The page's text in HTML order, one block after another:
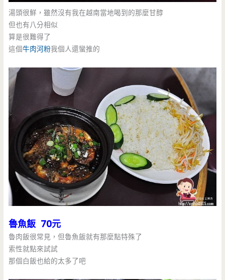
湯頭很鮮，雖然沒有我在越南當地喝到的那麼甘醇
但也有八分相似
算是很難得了
這個牛肉河粉我個人還蠻推的
魯魚飯 70元
魯肉飯很常見，但魯魚飯就有那麼點特殊了
索性就點來試試
那個白飯也給的太多了吧